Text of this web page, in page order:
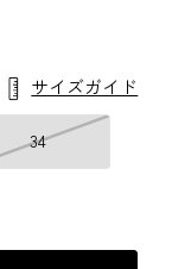
サイズガイド
34